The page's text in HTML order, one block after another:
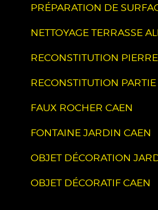
PRÉPARATION DE
NETTOYAGE TERRASSE
RECONSTITUTION
RECONSTITUTION
FAUX ROCHER CAEN
FONTAINE JARDIN CAEN
OBJET DÉCORATION
OBJET DÉCORATIF CAEN